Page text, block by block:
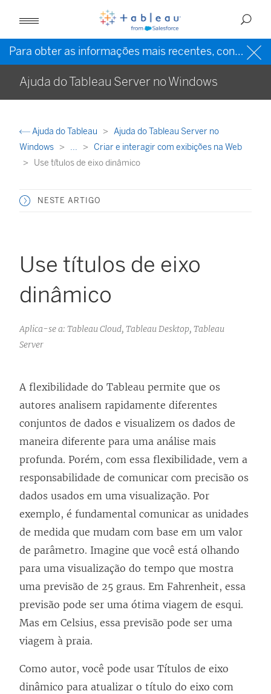
Para obter as informações mais recentes, consulte a
Ajuda do Tableau Server no Windows
Ajuda do Tableau
Ajuda do Tableau Server no
Windows
...
Criar e interagir com exibições na Web
Use títulos de eixo dinâmico
NESTE ARTIGO
Use títulos de eixo
dinâmico
Aplica-se a: Tableau Cloud, Tableau Desktop, Tableau
Server
A flexibilidade do Tableau permite que os
autores analisem rapidamente diferentes
conjuntos de dados e visualizem os dados de
maneira diferente para uma análise mais
profunda. Porém, com essa flexibilidade, vem a
responsabilidade de comunicar com precisão os
dados usados em uma visualização. Por
exemplo, é fundamental comunicar as unidades
de medida que mudam com base em um valor
de parâmetro. Imagine que você está olhando
para uma visualização do tempo que mostra
uma previsão de 25 graus. Em Fahrenheit, essa
previsão pode ser uma ótima viagem de esqui.
Mas em Celsius, essa previsão pode ser uma
viagem à praia.
Como autor, você pode usar Títulos de eixo
dinâmico para atualizar o título do eixo com